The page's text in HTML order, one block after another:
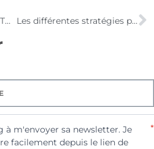
Comment démarrer sur Twitter ? [Les Jeudis Twitter] Les différentes stratégies possibles sur Twitter [Les Jeudis Twitter]
m'envoyer sa newsletter. Je
facilement depuis le lien de
*